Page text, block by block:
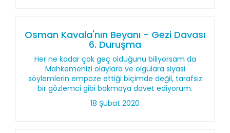
Osman Kavala'nın Beyanı - Gezi Davası
6. Duruşma
Her ne kadar çok geç olduğunu biliyorsam da
Mahkemenizi olaylara ve olgulara siyasi
söylemlerin empoze ettiği biçimde değil, tarafsız
bir gözlemci gibi bakmaya davet ediyorum.
18 Şubat 2020